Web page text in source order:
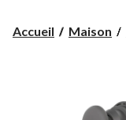
Accueil Maison